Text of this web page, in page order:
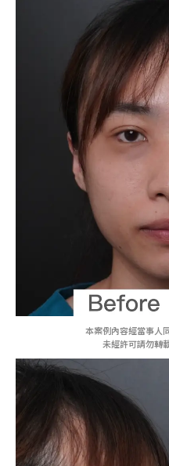
本案例內容經當事人
未經許可請勿轉